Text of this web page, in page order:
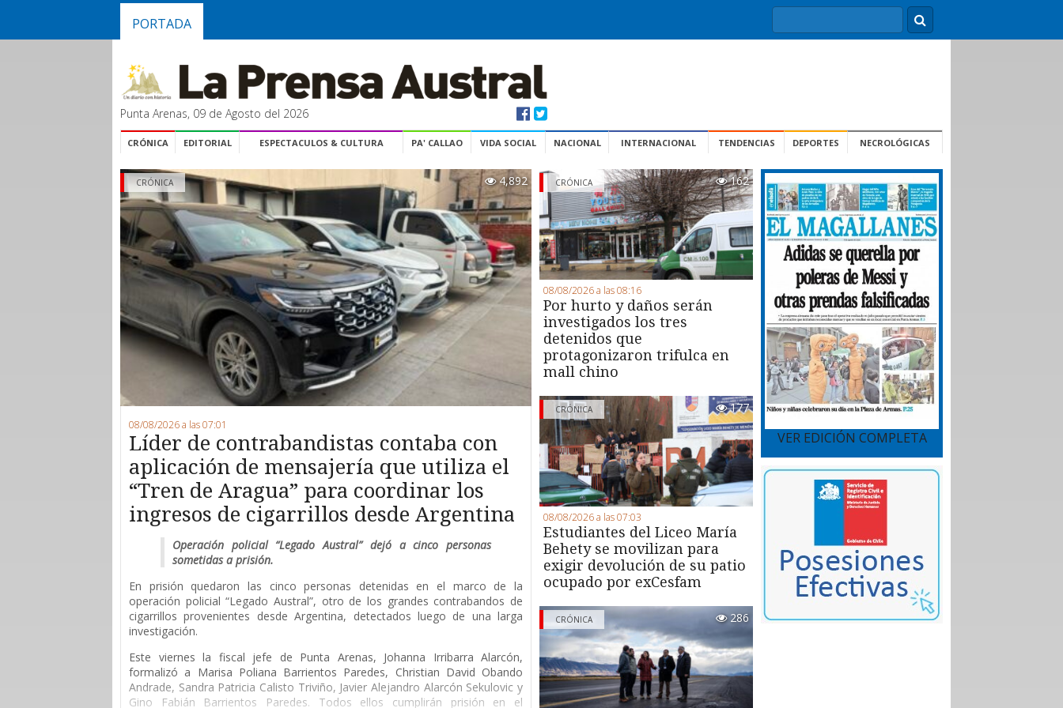
PORTADA
Punta Arenas, 09 de Agosto del 2026
CRÓNICA EDITORIAL ESPECTACULOS & CULTURA PA' CALLAO VIDA SOCIAL NACIONAL INTERNACIONAL TENDENCIAS DEPORTES NECROLÓGICAS
4,892
CRÓNICA
08/08/2026 a las 07:01
Líder de contrabandistas contaba con
aplicación de mensajería que utiliza el
“Tren de Aragua” para coordinar los
ingresos de cigarrillos desde Argentina
Operación policial “Legado Austral” dejó a cinco personas
sometidas a prisión.
En prisión quedaron las cinco personas detenidas en el marco de la
operación policial “Legado Austral”, otro de los grandes contrabandos de
cigarrillos provenientes desde Argentina, detectados luego de una larga
investigación.
Este viernes la fiscal jefe de Punta Arenas, Johanna Irribarra Alarcón,
formalizó a Marisa Poliana Barrientos Paredes, Christian David Obando
Andrade, Sandra Patricia Calisto Triviño, Javier Alejandro Alarcón Sekulovic y
Gino Fabián Barrientos Paredes. Todos ellos cumplirán prisión en el
CRÓNICA 162
08/08/2026 a las 08:16
Por hurto y daños serán
investigados los tres
detenidos que
protagonizaron trifulca en
mall chino
CRÓNICA 177
08/08/2026 a las 07:03
Estudiantes del Liceo María
Behety se movilizan para
exigir devolución de su patio
ocupado por exCesfam
CRÓNICA 286
VER EDICIÓN COMPLETA